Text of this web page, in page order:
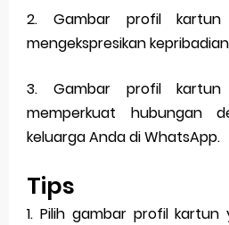
2. Gambar profil
mengekspresikan
3. Gambar profil
memperkuat hubungan
keluarga Anda di WhatsApp.
Tips
1. Pilih gambar profil